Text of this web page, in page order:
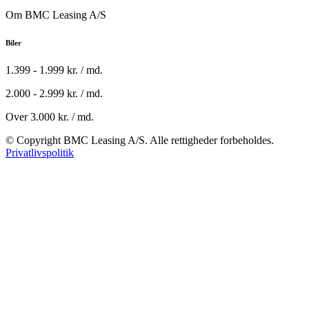
Om BMC Leasing A/S
Biler
1.399 - 1.999 kr. / md.
2.000 - 2.999 kr. / md.
Over 3.000 kr. / md.
© Copyright BMC Leasing A/S. Alle rettigheder forbeholdes.
Privatlivspolitik